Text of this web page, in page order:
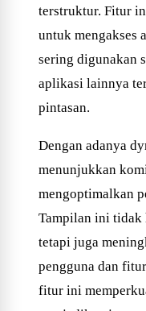
terstruktur. Fitur
untuk mengakses
sering digunakan
aplikasi lainnya
pintasan.
Dengan adanya
menunjukkan
mengoptimalkan
Tampilan ini tidak
tetapi juga
pengguna dan
fitur ini